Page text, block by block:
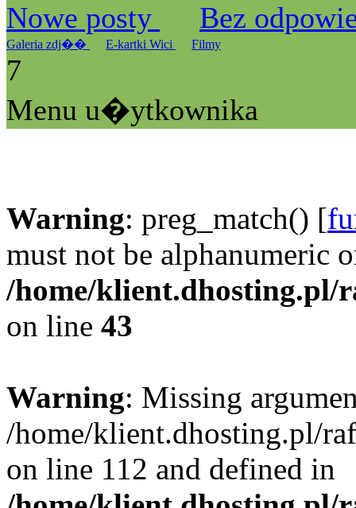
Nowe posty
Bez
Galeria zdj�� E-kartki Wici Filmy
7
Menu u�ytkownika
Warning: preg_match() [
must not be alphanumeric
/home/klient.dhosting.pl/
on line 43
Warning: Missing
/home/klient.dhosting.pl/
on line 112 and defined in